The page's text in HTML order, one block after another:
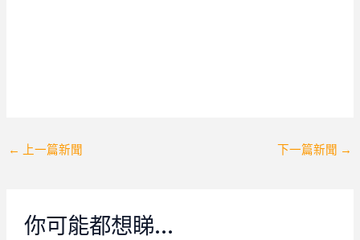
Post
← 上一篇新聞 下一篇新聞 →
你可能都想睇…